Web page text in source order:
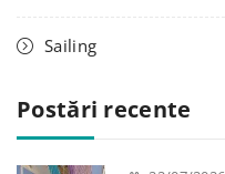
:
Sailing
Postări recente